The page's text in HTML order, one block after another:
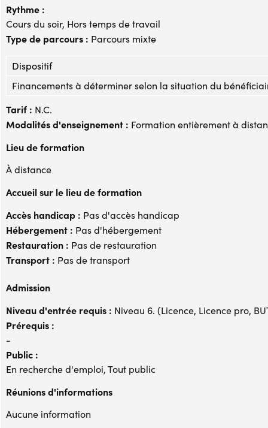
Rythme :
Cours du soir, Hors temps de travail
Type de parcours : Parcours mixte
Dispositif
Financements à déterminer selon la situation du
Tarif : N.C.
Modalités d'enseignement : Formation entièrement à
Lieu de formation
À distance
Accueil sur le lieu de formation
Accès handicap : Pas d'accès handicap
Hébergement : Pas d'hébergement
Restauration : Pas de restauration
Transport : Pas de transport
Admission
Niveau d'entrée requis : Niveau 6. (Licence, Licence pro,
Prérequis :
-
Public :
En recherche d'emploi, Tout public
Réunions d'informations
Aucune information